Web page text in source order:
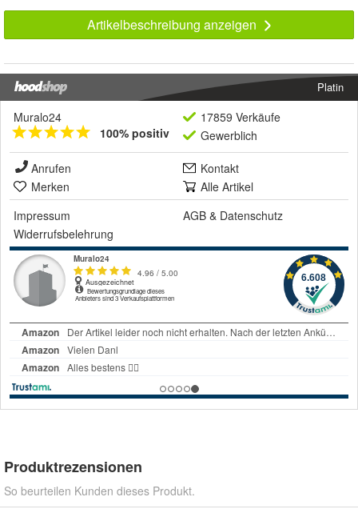
Artikelbeschreibung anzeigen
Platin
Muralo24
100% positiv
17859 Verkäufe
Gewerblich
Anrufen
Kontakt
Merken
Alle Artikel
Impressum
AGB & Datenschutz
Widerrufsbelehrung
Produktrezensionen
So beurteilen Kunden dieses Produkt.